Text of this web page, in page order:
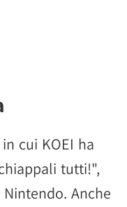
cui KOEI ha
tutti!",
Anche